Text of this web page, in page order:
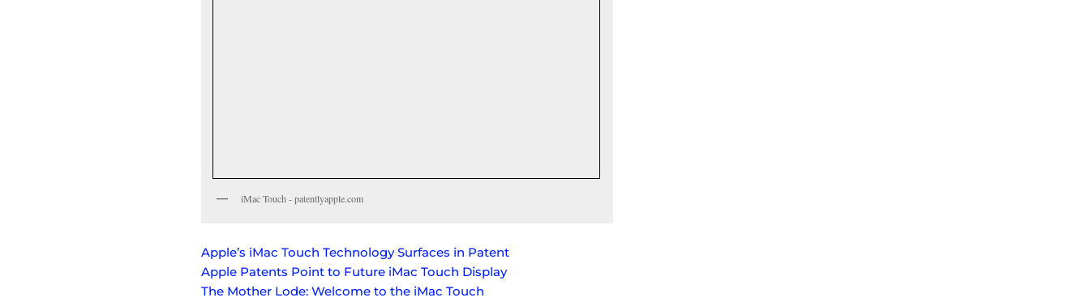
iMac Touch - patentlyapple.com
Apple’s iMac Touch Technology Surfaces in Patent
Apple Patents Point to Future iMac Touch Display
The Mother Lode: Welcome to the iMac Touch